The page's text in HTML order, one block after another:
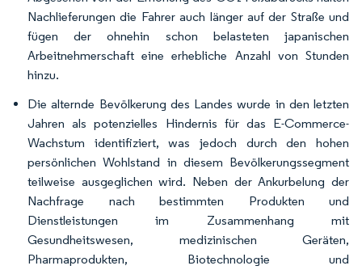
Nachlieferungen die Fahrer auch länger auf der Straße und
fügen der ohnehin schon belasteten japanischen
Arbeitnehmerschaft eine erhebliche Anzahl von Stunden
hinzu.
Die alternde Bevölkerung des Landes wurde in den letzten
Jahren als potenzielles Hindernis für das E-Commerce-
Wachstum identifiziert, was jedoch durch den hohen
persönlichen Wohlstand in diesem Bevölkerungssegment
teilweise ausgeglichen wird. Neben der Ankurbelung der
Nachfrage nach bestimmten Produkten und
Dienstleistungen im Zusammenhang mit
Gesundheitswesen, medizinischen Geräten,
Pharmaprodukten, Biotechnologie und